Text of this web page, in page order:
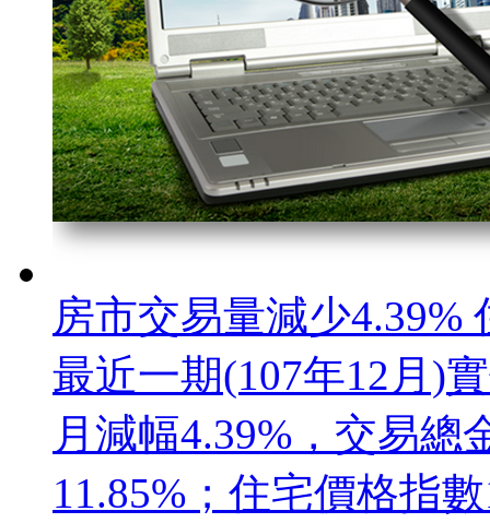
房市交易量減少4.39%
最近一期(107年12月)
月減幅4.39%，交易總
11.85%；住宅價格指